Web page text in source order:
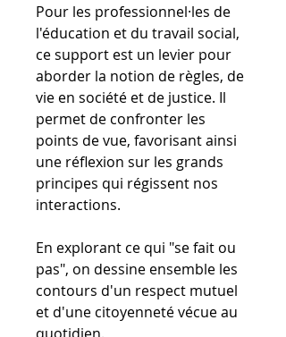
Pour les professionnel·les de
l'éducation et du travail social,
ce support est un levier pour
aborder la notion de règles, de
vie en société et de justice. Il
permet de confronter les
points de vue, favorisant ainsi
une réflexion sur les grands
principes qui régissent nos
interactions.
En explorant ce qui "se fait ou
pas", on dessine ensemble les
contours d'un respect mutuel
et d'une citoyenneté vécue au
quotidien.